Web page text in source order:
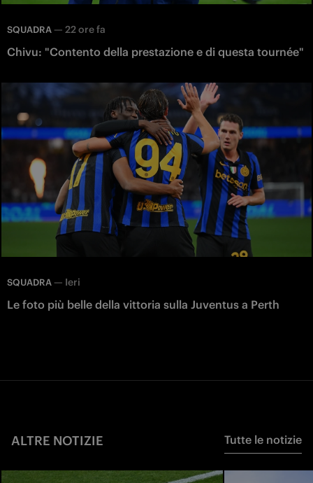
SQUADRA — 22 ore fa
Chivu: "Contento della prestazione e di questa tournée"
SQUADRA — Ieri
Le foto più belle della vittoria sulla Juventus a Perth
ALTRE NOTIZIE Tutte le notizie